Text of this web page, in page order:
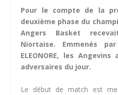
Pour le compte de la
deuxième phase du
Angers Basket
Niortaise. Emmenés
ELEONORE, les Angevins
adversaires du jour.
Le début de match est